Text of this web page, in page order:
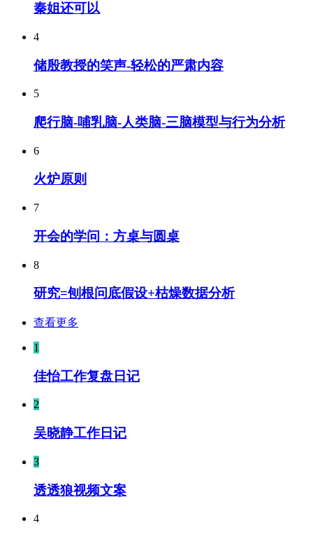
秦姐还可以
4
储殷教授的笑声-轻松的严肃内容
5
爬行脑-哺乳脑-人类脑-三脑模型与行为分析
6
火炉原则
7
开会的学问：方桌与圆桌
8
研究=刨根问底假设+枯燥数据分析
查看更多
1
佳怡工作复盘日记
2
吴晓静工作日记
3
透透狼视频文案
4